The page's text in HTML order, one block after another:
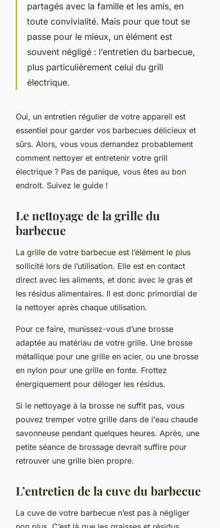
partagés avec la famille et les amis, en
toute convivialité. Mais pour que tout se
passe pour le mieux, un élément est
souvent négligé : l’entretien du barbecue,
plus particulièrement celui du grill
électrique.
Oui, un entretien régulier de votre appareil est
essentiel pour garder vos barbecues délicieux et
sûrs. Alors, vous vous demandez probablement
comment nettoyer et entretenir votre grill
électrique ? Pas de panique, vous êtes au bon
endroit. Suivez le guide !
Le nettoyage de la grille du
barbecue
La grille de votre barbecue est l’élément le plus
sollicité lors de l’utilisation. Elle est en contact
direct avec les aliments, et donc avec le gras et
les résidus alimentaires. Il est donc primordial de
la nettoyer après chaque utilisation.
Pour ce faire, munissez-vous d’une brosse
adaptée au matériau de votre grille. Une brosse
métallique pour une grille en acier, ou une brosse
en nylon pour une grille en fonte. Frottez
énergiquement pour déloger les résidus.
Si le nettoyage à la brosse ne suffit pas, vous
pouvez tremper votre grille dans de l’eau chaude
savonneuse pendant quelques heures. Après, une
petite séance de brossage devrait suffire pour
retrouver une grille bien propre.
L’entretien de la cuve du barbecue
La cuve de votre barbecue n’est pas à négliger